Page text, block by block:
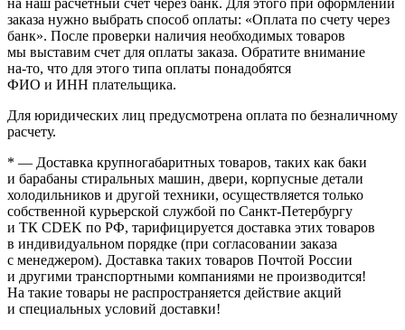
заказа нужно выбрать способ оплаты: «Оплата по счету через
банк». После проверки наличия необходимых товаров
мы выставим счет для оплаты заказа. Обратите внимание
на-то, что для этого типа оплаты понадобятся
ФИО и ИНН плательщика.
Для юридических лиц предусмотрена оплата по безналичному
расчету.
* — Доставка крупногабаритных товаров, таких как баки
и барабаны стиральных машин, двери, корпусные детали
холодильников и другой техники, осуществляется только
собственной курьерской службой по Санкт-Петербургу
и ТК CDEK по РФ, тарифицируется доставка этих товаров
в индивидуальном порядке (при согласовании заказа
с менеджером). Доставка таких товаров Почтой России
и другими транспортными компаниями не производится!
На такие товары не распространяется действие акций
и специальных условий доставки!